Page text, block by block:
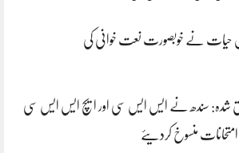
حیات نے خوبصورت نعت خوانی کی
شدہ: سندھ نے ایس ایس سی اور ایچ ایس ایس سی
منسوخ کردیئے